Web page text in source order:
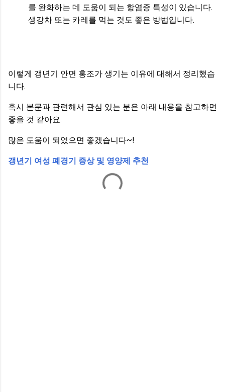
를 완화하는 데 도움이 되는 항염증 특성이 있습니다.
생강차 또는 카레를 먹는 것도 좋은 방법입니다.
이렇게 갱년기 안면 홍조가 생기는 이유에 대해서 정리했습
니다.
혹시 본문과 관련해서 관심 있는 분은 아래 내용을 참고하면
좋을 것 같아요.
많은 도움이 되었으면 좋겠습니다~!
갱년기 여성 폐경기 증상 및 영양제 추천